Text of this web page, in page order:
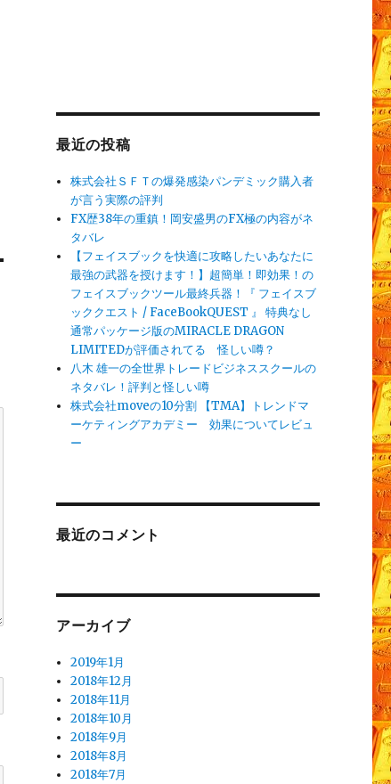
最近の投稿
株式会社ＳＦＴの爆発感染パンデミック購入者
が言う実際の評判
FX歴38年の重鎮！岡安盛男のFX極の内容がネ
タバレ
【フェイスブックを快適に攻略したいあなたに
最強の武器を授けます！】超簡単！即効果！の
フェイスブックツール最終兵器！『 フェイスブ
ッククエスト / FaceBookQUEST 』 特典なし
通常パッケージ版のMIRACLE DRAGON
LIMITEDが評価されてる 怪しい噂？
八木 雄一の全世界トレードビジネススクールの
ネタバレ！評判と怪しい噂
株式会社moveの10分割 【TMA】トレンドマ
ーケティングアカデミー 効果についてレビュ
ー
最近のコメント
アーカイブ
2019年1月
2018年12月
2018年11月
2018年10月
2018年9月
2018年8月
2018年7月